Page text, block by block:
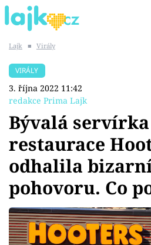
SHOPAHOLICADEL
Témata
Showbyznys
Youtubeři
Virály
Lajk ■ Virály
VIRÁLY
3. října 2022 11:42
redakce Prima Lajk
Bývalá servírka
restaurace
odhalila
pohovoru. Co